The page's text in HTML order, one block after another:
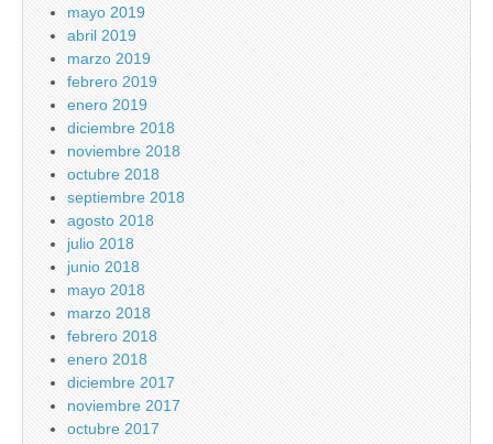
mayo 2019
abril 2019
marzo 2019
febrero 2019
enero 2019
diciembre 2018
noviembre 2018
octubre 2018
septiembre 2018
agosto 2018
julio 2018
junio 2018
mayo 2018
marzo 2018
febrero 2018
enero 2018
diciembre 2017
noviembre 2017
octubre 2017